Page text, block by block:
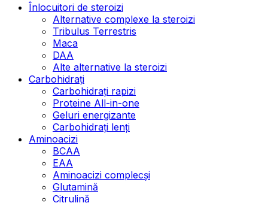
Înlocuitori de steroizi
Alternative complexe la steroizi
Tribulus Terrestris
Maca
DAA
Alte alternative la steroizi
Carbohidrați
Carbohidrați rapizi
Proteine All-in-one
Geluri energizante
Carbohidrați lenți
Aminoacizi
BCAA
EAA
Aminoacizi complecși
Glutamină
Citrulină